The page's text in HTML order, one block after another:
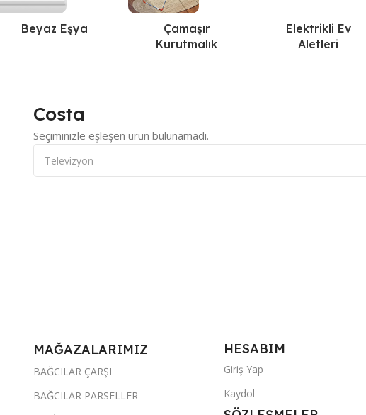
Beyaz Eşya
Çamaşır
Kurutmalık
Elektrikli Ev
Aletleri
Costa
Seçiminizle eşleşen ürün bulunamadı.
MAĞAZALARIMIZ
BAĞCILAR ÇARŞI
BAĞCILAR PARSELLER
HESABIM
Giriş Yap
Kaydol